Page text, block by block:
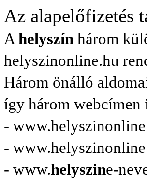
Az alapelőfizetés
A helyszín három
helyszinonline.hu
Három önálló
így három webcímen
-
-
- www.helyszine-